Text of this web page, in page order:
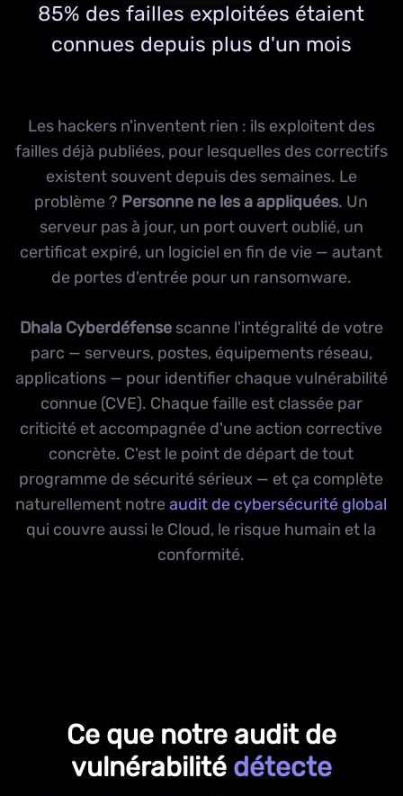
85% des failles exploitées étaient
connues depuis plus d'un mois
Les hackers n'inventent rien : ils exploitent des
failles déjà publiées, pour lesquelles des correctifs
existent souvent depuis des semaines. Le
problème ? Personne ne les a appliquées. Un
serveur pas à jour, un port ouvert oublié, un
certificat expiré, un logiciel en fin de vie — autant
de portes d'entrée pour un ransomware.
Dhala Cyberdéfensescanne l'intégralité de votre
parc — serveurs, postes, équipements réseau,
applications — pour identifier chaque vulnérabilité
connue (CVE). Chaque faille est classée par
criticité et accompagnée d'une action corrective
concrète. C'est le point de départ de tout
programme de sécurité sérieux — et ça complète
naturellement notreaudit de cybersécurité global
qui couvre aussi le Cloud, le risque humain et la
conformité.
Ce que notre audit de
vulnérabilité détecte